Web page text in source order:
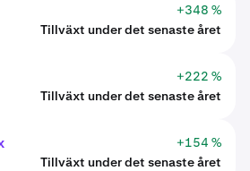
Tillväxt under det senaste året
+348 %
Tillväxt under det senaste året
+222 %
Tillväxt under det senaste året
+154 %